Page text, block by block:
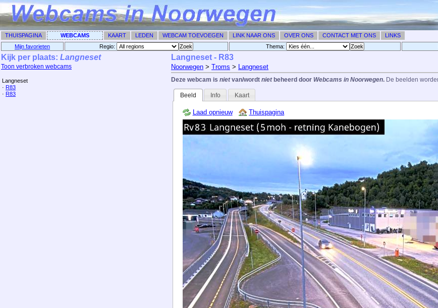
THUISPAGINA WEBCAMS KAART LEDEN WEBCAM TOEVOEGEN LINK NAAR ONS OVER ONS CONTACT MET ONS LINKS
Mijn favorieten Regio: Thema: